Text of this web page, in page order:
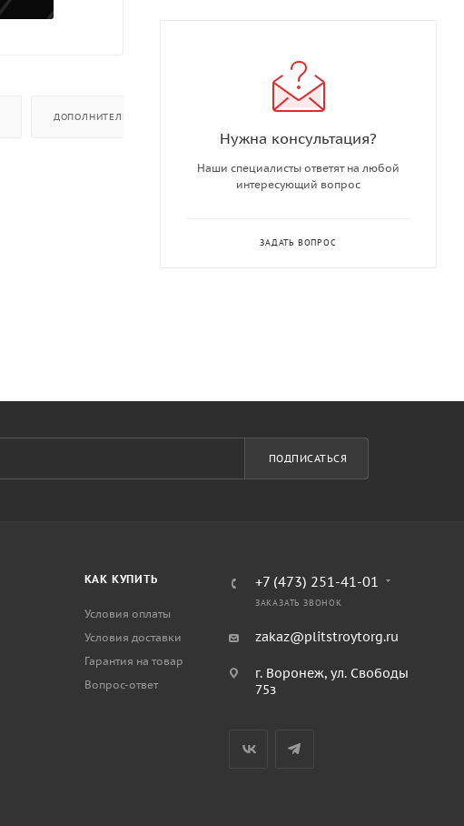
ДОПОЛНИТЕЛЬНО
Нужна консультация?
Наши специалисты ответят на любой
интересующий вопрос
ЗАДАТЬ ВОПРОС
ПОДПИСАТЬСЯ
КАК КУПИТЬ
Условия оплаты
Условия доставки
Гарантия на товар
Вопрос-ответ
+7 (473) 251-41-01
ЗАКАЗАТЬ ЗВОНОК
zakaz@plitstroytorg.ru
г. Воронеж, ул. Свободы
75з